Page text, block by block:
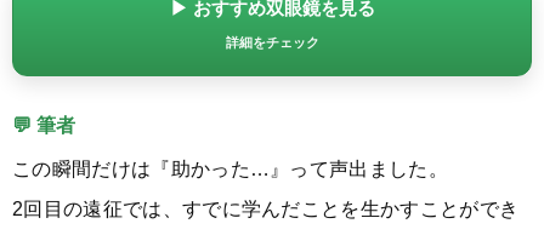
▶ おすすめ双眼鏡を見る
詳細をチェック
💬 筆者
この瞬間だけは『助かった…』って声出ました。
2回目の遠征では、すでに学んだことを生かすことができ